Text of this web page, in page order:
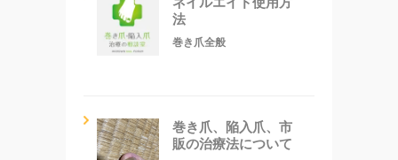
法
巻き爪全般
巻き爪、陥入爪、市
販の治療法について